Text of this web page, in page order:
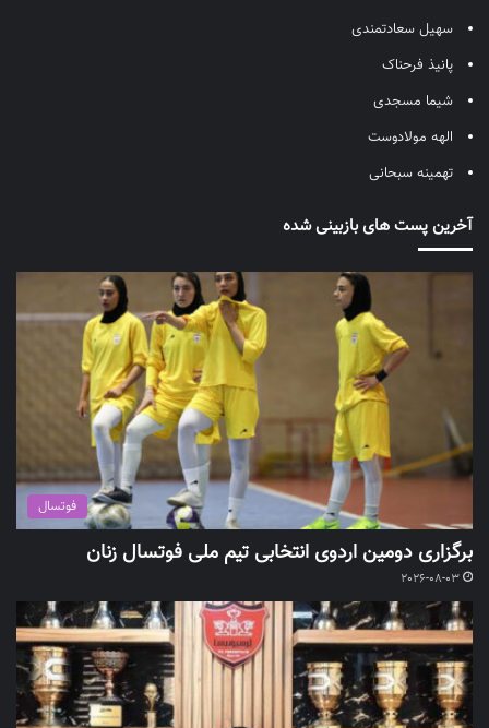
سهیل سعادتمندی
پانیذ فرحناک
شیما مسجدی
الهه مولادوست
تهمینه سبحانی
آخرین پست های بازبینی شده
فوتسال
برگزاری دومین اردوی انتخابی تیم ملی فوتسال زنان
2026-08-03